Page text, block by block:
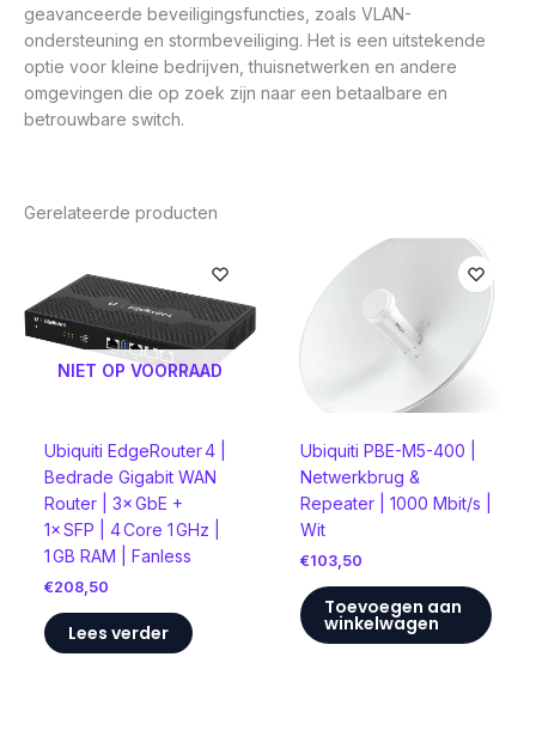
geavanceerde beveiligingsfuncties, zoals VLAN-
ondersteuning en stormbeveiliging. Het is een uitstekende
optie voor kleine bedrijven, thuisnetwerken en andere
omgevingen die op zoek zijn naar een betaalbare en
betrouwbare switch.
Gerelateerde producten
NIET OP VOORRAAD
Ubiquiti EdgeRouter 4 |
Bedrade Gigabit WAN
Router | 3× GbE +
1× SFP | 4 Core 1 GHz |
1 GB RAM | Fanless
€208,50
Lees verder
Ubiquiti PBE-M5-400 |
Netwerkbrug &
Repeater | 1000 Mbit/s |
Wit
€103,50
Toevoegen aan
winkelwagen